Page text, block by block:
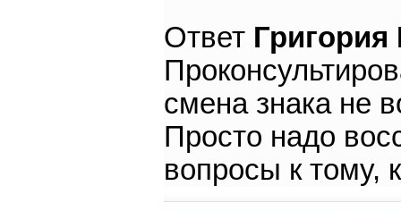
Ответ
смена знака не
Просто надо
вопросы к тому,